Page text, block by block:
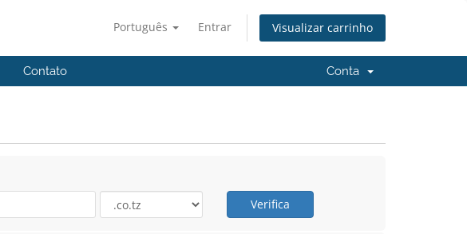
Português Entrar Visualizar carrinho
Contato Conta
Verifica